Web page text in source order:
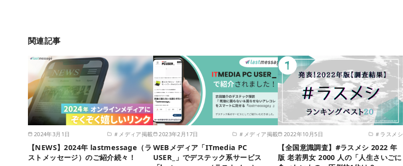
関連記事
2024年3月1日 ＃メディア掲載
【NEWS】2024年 lastmessage（ラ
ストメッセージ）のご紹介続々！
2023年2月17日 ＃メディア掲載
WEBメディア「ITmedia PC
USER_」でデステック系サービス
2022年10月5日 ＃ラスメシ
【全国意識調査】#ラスメシ 2022 年
版 老若男女 2000 人の「人生さいごに